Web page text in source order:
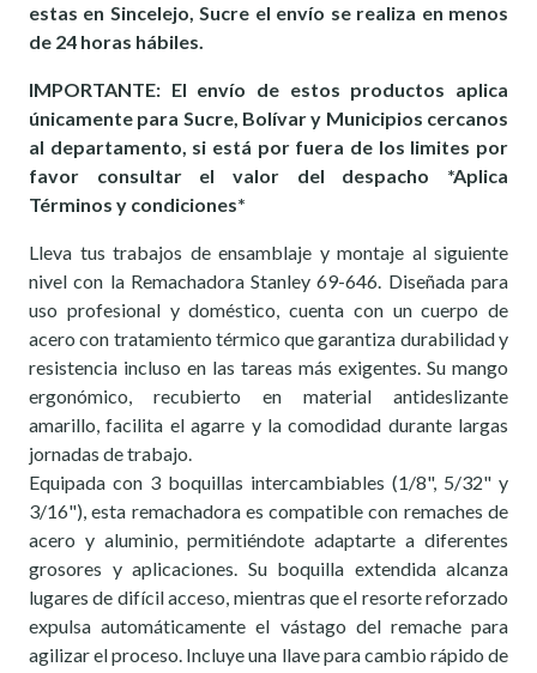
estas en Sincelejo, Sucre el envío se realiza en menos
de 24 horas hábiles.
IMPORTANTE: El envío de estos productos aplica
únicamente para Sucre, Bolívar y Municipios cercanos
al departamento, si está por fuera de los limites por
favor consultar el valor del despacho *Aplica
Términos y condiciones*
Lleva tus trabajos de ensamblaje y montaje al siguiente
nivel con la Remachadora Stanley 69-646. Diseñada para
uso profesional y doméstico, cuenta con un cuerpo de
acero con tratamiento térmico que garantiza durabilidad y
resistencia incluso en las tareas más exigentes. Su mango
ergonómico, recubierto en material antideslizante
amarillo, facilita el agarre y la comodidad durante largas
jornadas de trabajo.
Equipada con 3 boquillas intercambiables (1/8", 5/32" y
3/16"), esta remachadora es compatible con remaches de
acero y aluminio, permitiéndote adaptarte a diferentes
grosores y aplicaciones. Su boquilla extendida alcanza
lugares de difícil acceso, mientras que el resorte reforzado
expulsa automáticamente el vástago del remache para
agilizar el proceso. Incluye una llave para cambio rápido de